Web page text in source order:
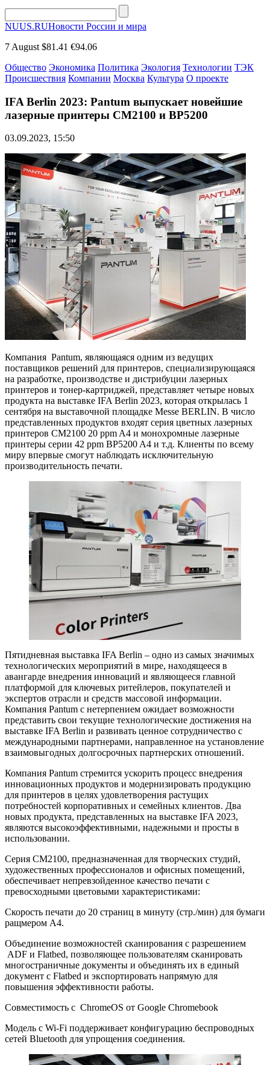
NUUS.RUНовости России и мира
7 August $81.41 €94.06
Общество Экономика Политика Экология Технологии ТЭК
Происшествия Компании Москва Культура О проекте
IFA Berlin 2023: Pantum выпускает новейшие
лазерные принтеры CM2100 и BP5200
03.09.2023, 15:50
Компания Pantum, являющаяся одним из ведущих
поставщиков решений для принтеров, специализирующаяся
на разработке, производстве и дистрибуции лазерных
принтеров и тонер-картриджей, представляет четыре новых
продукта на выставке IFA Berlin 2023, которая открылась 1
сентября на выставочной площадке Messe BERLIN. В число
представленных продуктов входят серия цветных лазерных
принтеров CM2100 20 ppm A4 и монохромные лазерные
принтеры серии 42 ppm BP5200 A4 и т.д. Клиенты по всему
миру впервые смогут наблюдать исключительную
производительность печати.
Пятидневная выставка IFA Berlin – одно из самых значимых
технологических мероприятий в мире, находящееся в
авангарде внедрения инноваций и являющееся главной
платформой для ключевых ритейлеров, покупателей и
экспертов отрасли и средств массовой информации.
Компания Pantum с нетерпением ожидает возможности
представить свои текущие технологические достижения на
выставке IFA Berlin и развивать ценное сотрудничество с
международными партнерами, направленное на установление
взаимовыгодных долгосрочных партнерских отношений.
Компания Pantum стремится ускорить процесс внедрения
инновационных продуктов и модернизировать продукцию
для принтеров в целях удовлетворения растущих
потребностей корпоративных и семейных клиентов. Два
новых продукта, представленных на выставке IFA 2023,
являются высокоэффективными, надежными и просты в
использовании.
Серия CM2100, предназначенная для творческих студий,
художественных профессионалов и офисных помещений,
обеспечивает непревзойденное качество печати с
превосходными цветовыми характеристиками:
Скорость печати до 20 страниц в минуту (стр./мин) для бумаги
ращмером A4.
Объединение возможностей сканирования с разрешением
ADF и Flatbed, позволяющее пользователям сканировать
многостраничные документы и объединять их в единый
документ с Flatbed и экспортировать напрямую для
повышения эффективности работы.
Совместимость с ChromeOS от Google Chromebook
Модель с Wi-Fi поддерживает конфигурацию беспроводных
сетей Bluetooth для упрощения соединения.